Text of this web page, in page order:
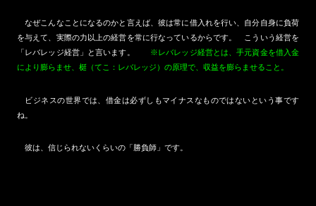
なぜこんなことになるのかと言えば、彼は常に借入れを行い、自分自身に負荷
を与えて、実際の力以上の経営を常に行なっているからです。 こういう経営を
「レバレッジ経営」と言います。
※レバレッジ経営とは、手元資金を借入金
により膨らませ、梃（てこ：レバレッジ）の原理で、収益を膨らませること。
ビジネスの世界では、借金は必ずしもマイナスなものではないという事です
ね。
彼は、信じられないくらいの「勝負師」です。